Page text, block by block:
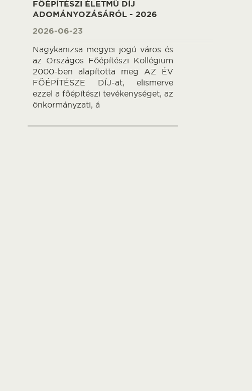
FŐÉPÍTÉSZI ÉLETMŰ DÍJ
ADOMÁNYOZÁSÁRÓL - 2026
2026-06-23
Nagykanizsa megyei jogú város és
az Országos Főépítészi Kollégium
2000-ben alapította meg AZ ÉV
FŐÉPÍTÉSZE DÍJ-at, elismerve
ezzel a főépítészi tevékenységet, az
önkormányzati, á